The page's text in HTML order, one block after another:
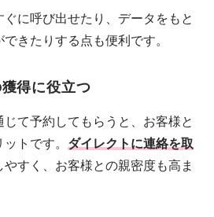
に呼び出せたり、データをもと
きたりする点も便利です。
得に役立つ
て予約してもらうと、お客様と
トです。 ダイレクトに連絡を取
すく、お客様との親密度も高ま